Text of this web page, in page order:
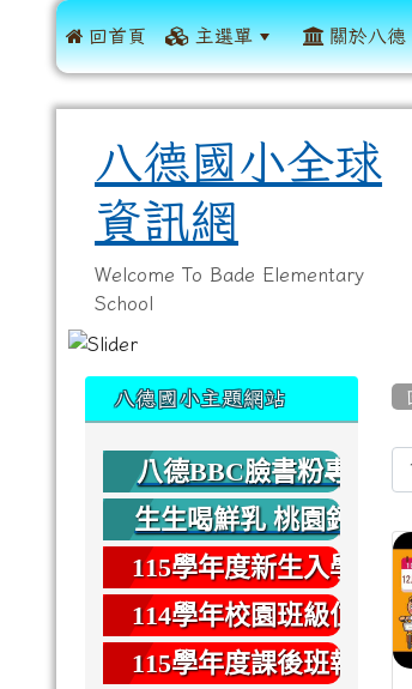
 回首頁 主選單 關於八德
八德國小全球
資訊網
Welcome To Bade Elementary
School
八德國小主題網站
八德BBC臉書粉專
生生喝鮮乳 桃園鈣
健康
115學年度新生入學
專區
114學年校園班級位
置圖
115學年度課後班報